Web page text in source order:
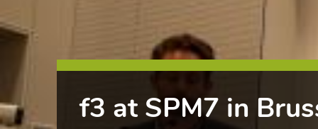
f3 at SPM7 in